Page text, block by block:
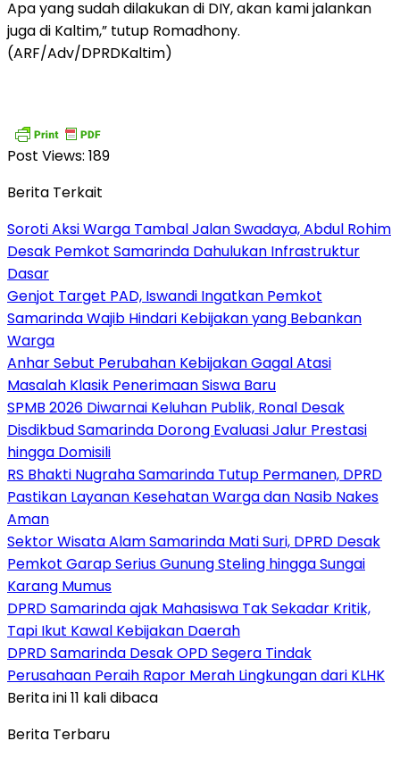
Apa yang sudah dilakukan di DIY, akan kami jalankan
juga di Kaltim,” tutup Romadhony.
(ARF/Adv/DPRDKaltim)
Post Views: 189
Berita Terkait
Soroti Aksi Warga Tambal Jalan Swadaya, Abdul Rohim
Desak Pemkot Samarinda Dahulukan Infrastruktur
Dasar
Genjot Target PAD, Iswandi Ingatkan Pemkot
Samarinda Wajib Hindari Kebijakan yang Bebankan
Warga
Anhar Sebut Perubahan Kebijakan Gagal Atasi
Masalah Klasik Penerimaan Siswa Baru
SPMB 2026 Diwarnai Keluhan Publik, Ronal Desak
Disdikbud Samarinda Dorong Evaluasi Jalur Prestasi
hingga Domisili
RS Bhakti Nugraha Samarinda Tutup Permanen, DPRD
Pastikan Layanan Kesehatan Warga dan Nasib Nakes
Aman
Sektor Wisata Alam Samarinda Mati Suri, DPRD Desak
Pemkot Garap Serius Gunung Steling hingga Sungai
Karang Mumus
DPRD Samarinda ajak Mahasiswa Tak Sekadar Kritik,
Tapi Ikut Kawal Kebijakan Daerah
DPRD Samarinda Desak OPD Segera Tindak
Perusahaan Peraih Rapor Merah Lingkungan dari KLHK
Berita ini 11 kali dibaca
Berita Terbaru